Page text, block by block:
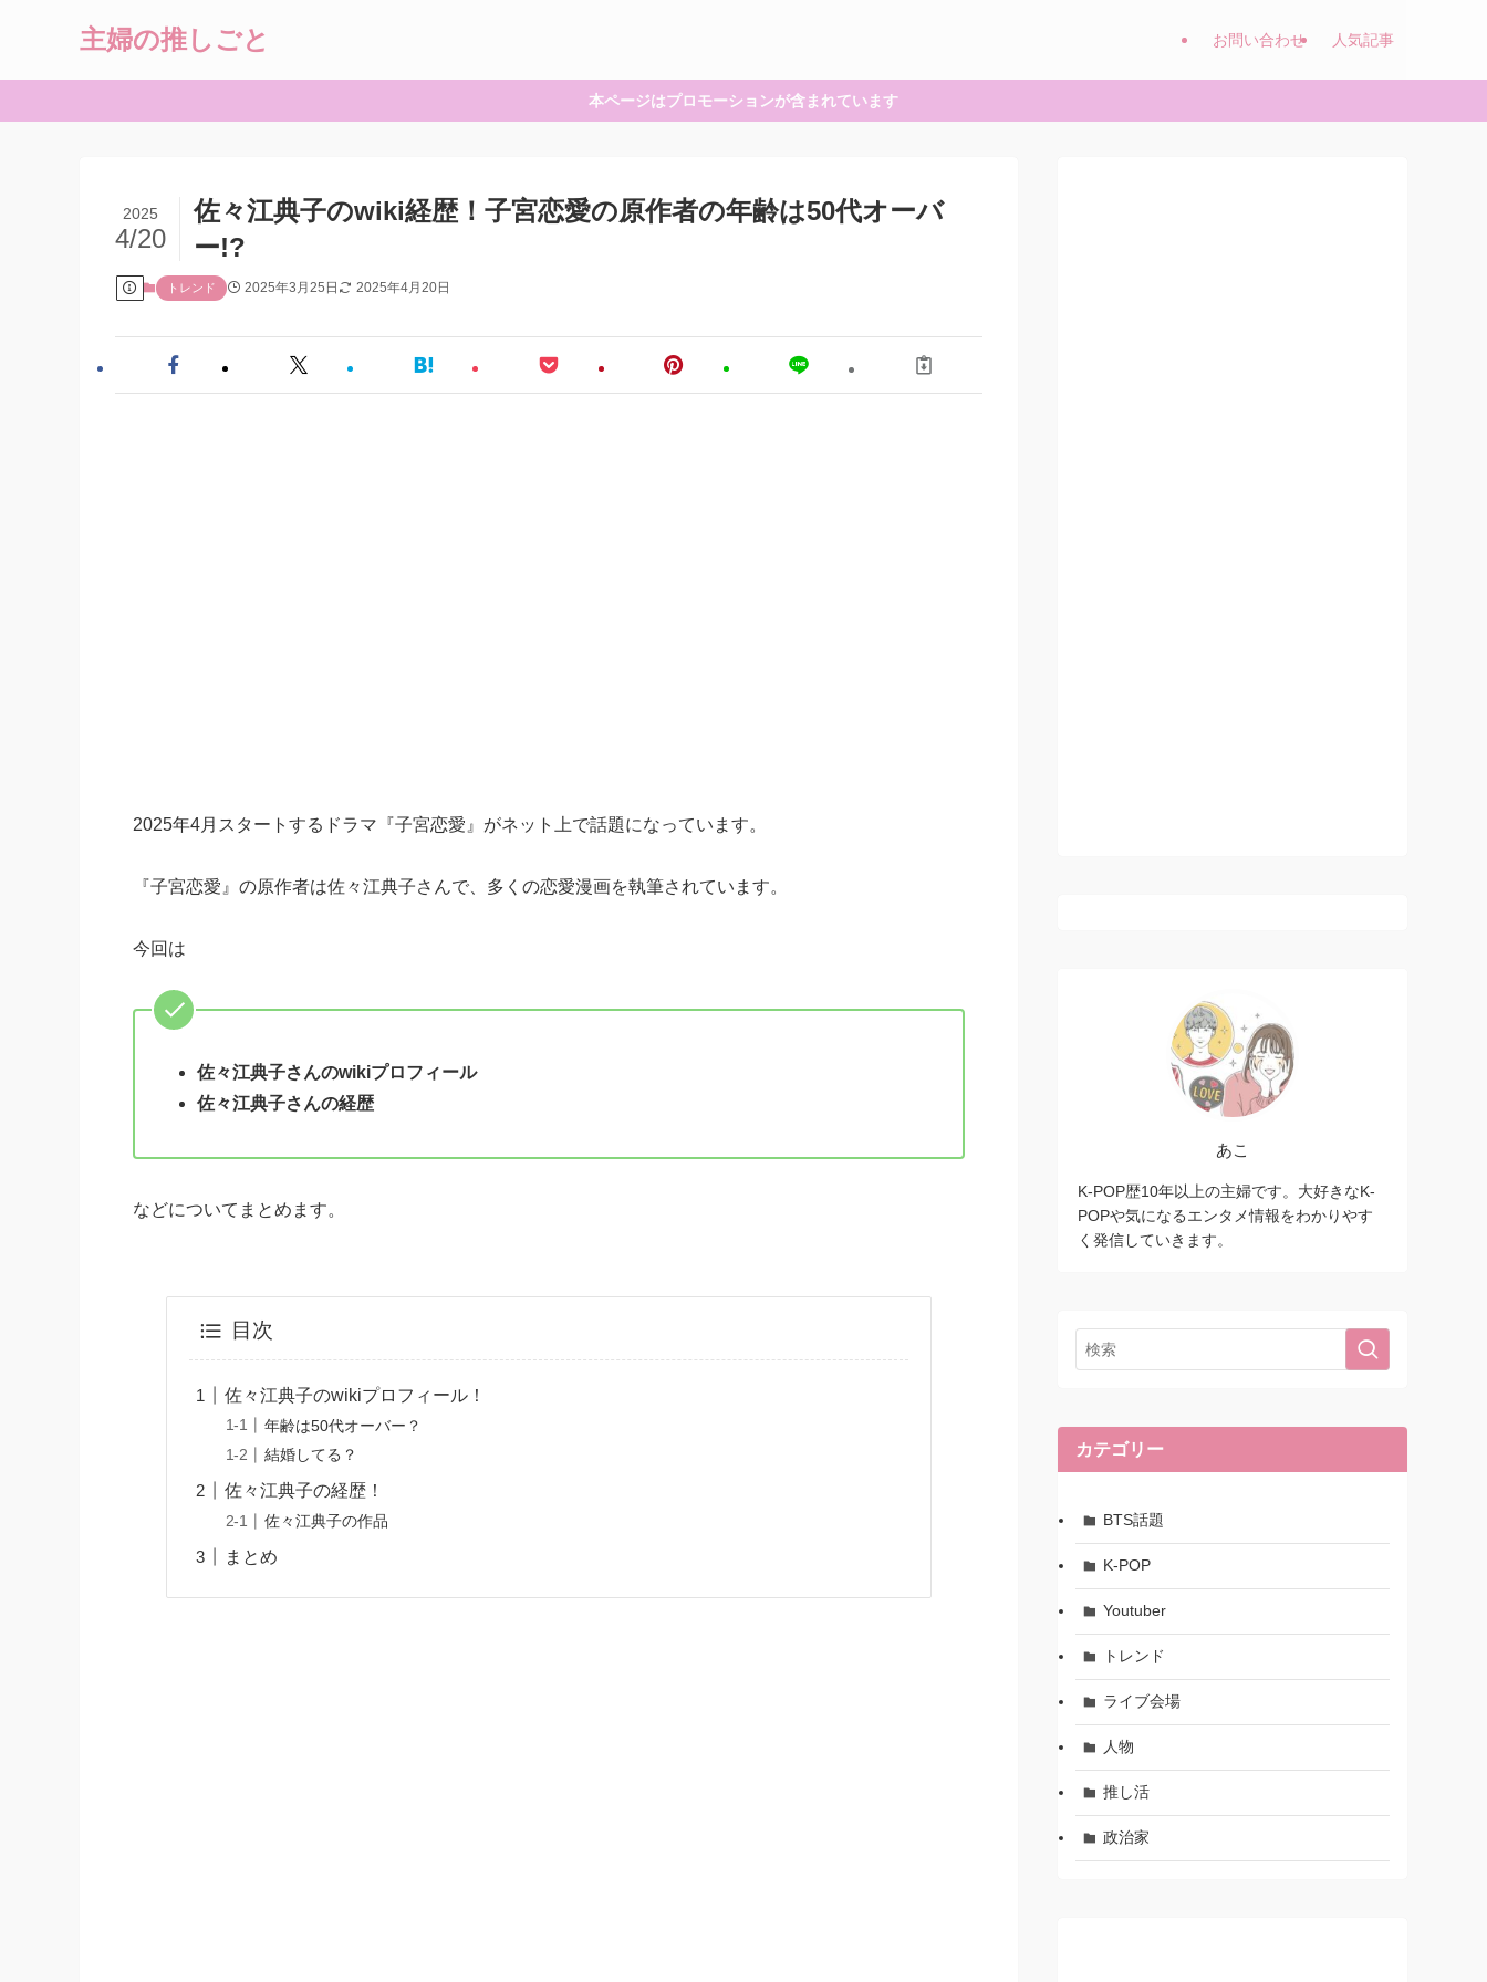
主婦の推しごと お問い合わせ 人気記事
本ページはプロモーションが含まれています
佐々江典子のwiki経歴！子宮恋愛の原作者の年齢は50代オーバ
ー!?
2025
4/20
トレンド 2025年3月25日 2025年4月20日
2025年4月スタートするドラマ『子宮恋愛』がネット上で話題になっています。
『子宮恋愛』の原作者は佐々江典子さんで、多くの恋愛漫画を執筆されています。
今回は
佐々江典子さんのwikiプロフィール
佐々江典子さんの経歴
などについてまとめます。
目次
佐々江典子のwikiプロフィール！
年齢は50代オーバー？
結婚してる？
佐々江典子の経歴！
佐々江典子の作品
まとめ
あこ
K-POP歴10年以上の主婦です。大好きなK-
POPや気になるエンタメ情報をわかりやす
く発信していきます。
カテゴリー
BTS話題
K-POP
Youtuber
トレンド
ライブ会場
人物
推し活
政治家